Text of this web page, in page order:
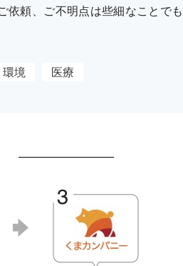
依頼、ご不明点は些細なことでも
環境 医療